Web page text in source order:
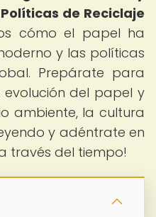
de Reciclaje
cómo el papel ha
y las políticas
Prepárate para
del papel y
ambiente, la cultura
y adéntrate en
través del tiempo!